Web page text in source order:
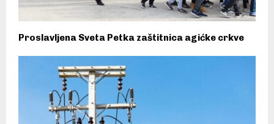
Proslavljena Sveta Petka zaštitnica agićke crkve